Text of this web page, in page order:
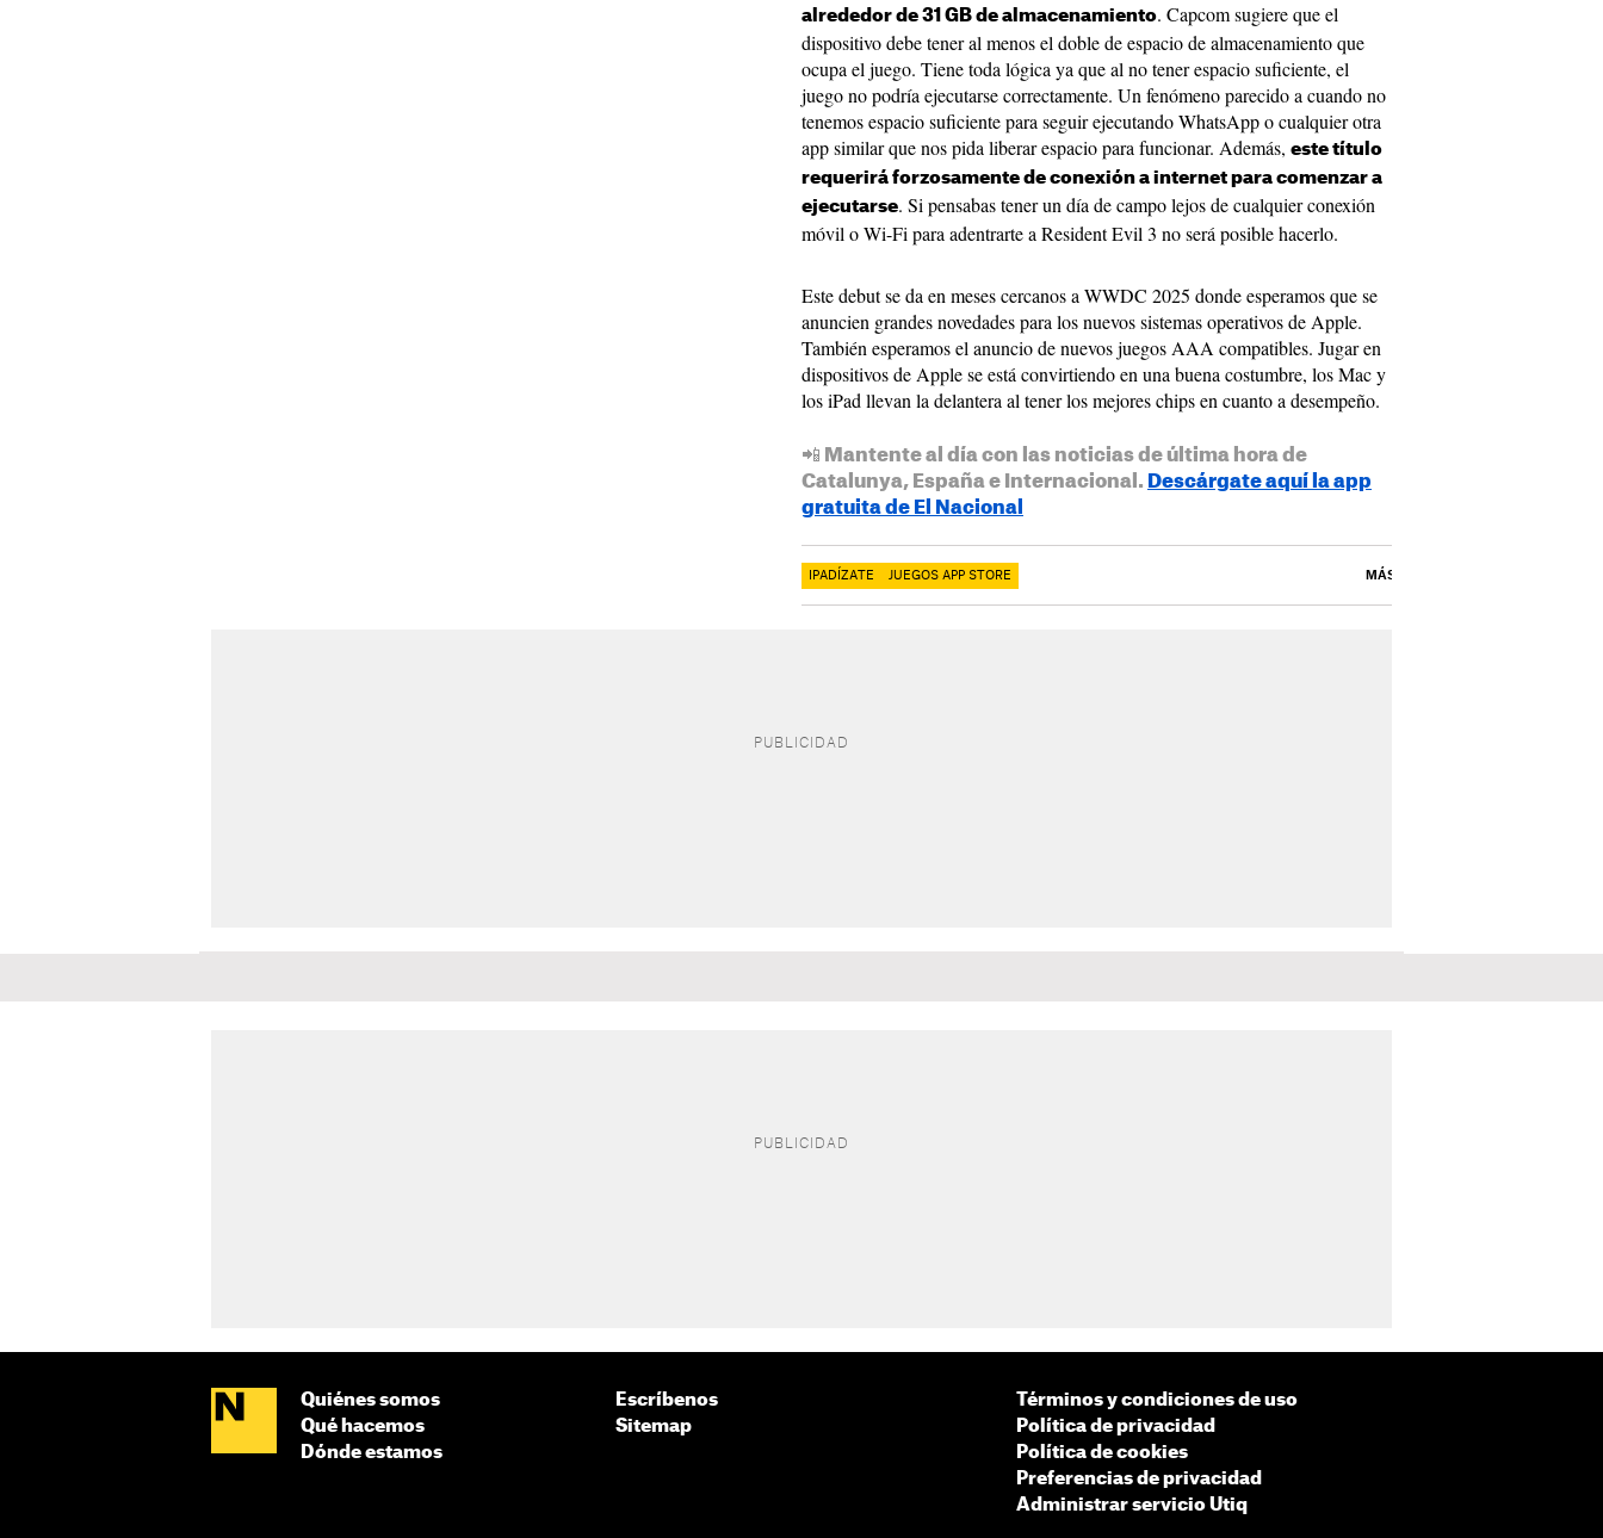
alrededor de 31 GB de almacenamiento. Capcom sugiere que el
dispositivo debe tener al menos el doble de espacio de almacenamiento que
ocupa el juego. Tiene toda lógica ya que al no tener espacio suficiente, el
juego no podría ejecutarse correctamente. Un fenómeno parecido a cuando no
tenemos espacio suficiente para seguir ejecutando WhatsApp o cualquier otra
app similar que nos pida liberar espacio para funcionar. Además, este título
requerirá forzosamente de conexión a internet para comenzar a
ejecutarse. Si pensabas tener un día de campo lejos de cualquier conexión
móvil o Wi-Fi para adentrarte a Resident Evil 3 no será posible hacerlo.
Este debut se da en meses cercanos a WWDC 2025 donde esperamos que se
anuncien grandes novedades para los nuevos sistemas operativos de Apple.
También esperamos el anuncio de nuevos juegos AAA compatibles. Jugar en
dispositivos de Apple se está convirtiendo en una buena costumbre, los Mac y
los iPad llevan la delantera al tener los mejores chips en cuanto a desempeño.
📲 Mantente al día con las noticias de última hora de
Catalunya, España e Internacional. Descárgate aquí la app
gratuita de El Nacional
IPADÍZATE JUEGOS APP STORE MÁS
Quiénes somos
Qué hacemos
Dónde estamos
Escríbenos
Sitemap
Términos y condiciones de uso
Política de privacidad
Política de cookies
Preferencias de privacidad
Administrar servicio Utiq